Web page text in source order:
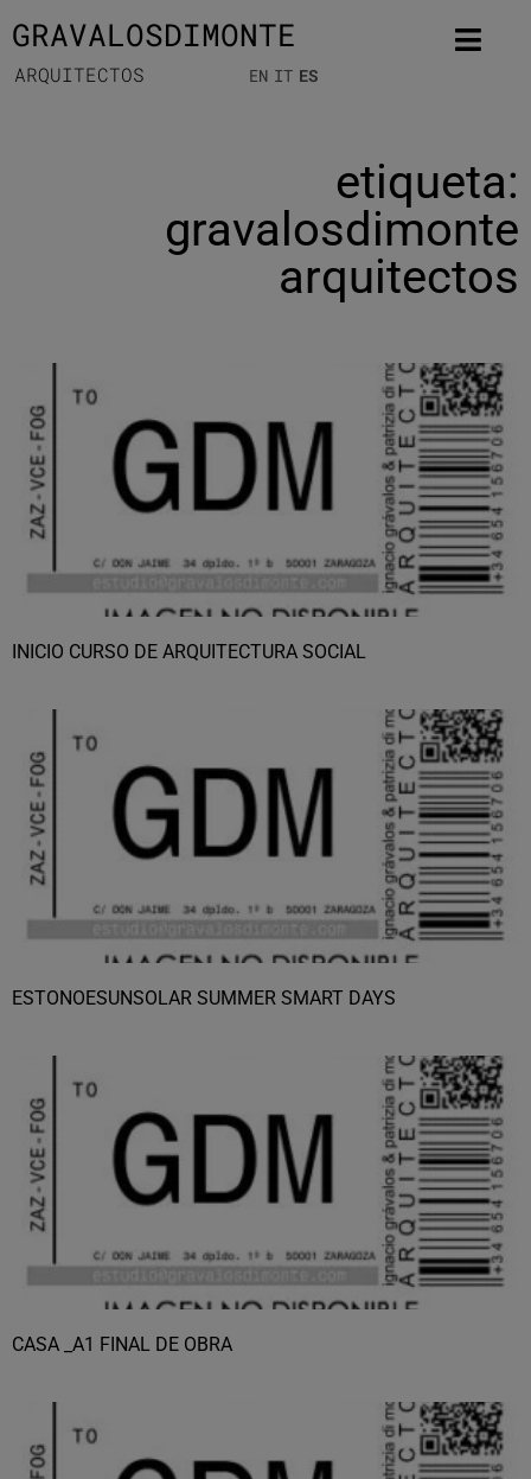
GRAVALOSDIMONTE
ARQUITECTOS EN IT ES
etiqueta:
gravalosdimonte
arquitectos
INICIO CURSO DE ARQUITECTURA SOCIAL
ESTONOESUNSOLAR SUMMER SMART DAYS
CASA _A1 FINAL DE OBRA